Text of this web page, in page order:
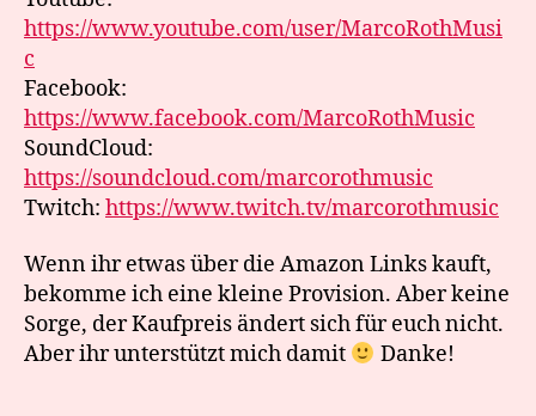
https://www.youtube.com/user/MarcoRothMusi
c
Facebook:
https://www.facebook.com/MarcoRothMusic
SoundCloud:
https://soundcloud.com/marcorothmusic
Twitch: https://www.twitch.tv/marcorothmusic
Wenn ihr etwas über die Amazon Links kauft,
bekomme ich eine kleine Provision. Aber keine
Sorge, der Kaufpreis ändert sich für euch nicht.
Aber ihr unterstützt mich damit
Danke!